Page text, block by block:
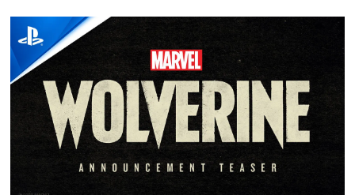
Otomobil
Politika
Resmi İlan